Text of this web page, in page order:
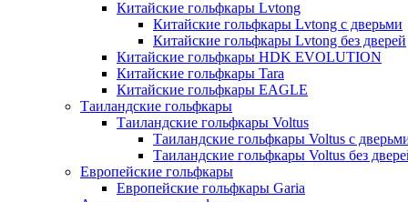
Китайские гольфкары Lvtong
Китайские гольфкары Lvtong с дверьми
Китайские гольфкары Lvtong без дверей
Китайские гольфкары HDK EVOLUTION
Китайские гольфкары Tara
Китайские гольфкары EAGLE
Таиландские гольфкары
Таиландские гольфкары Voltus
Таиландские гольфкары Voltus с
Таиландские гольфкары Voltus без
Европейские гольфкары
Европейские гольфкары Garia